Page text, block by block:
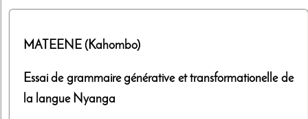
MATEENE (Kahombo)
Essai de grammaire générative et transformationelle de
la langue Nyanga